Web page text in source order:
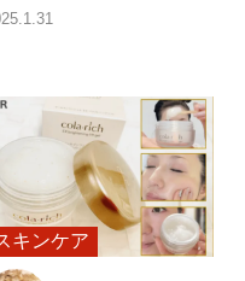
キンケア